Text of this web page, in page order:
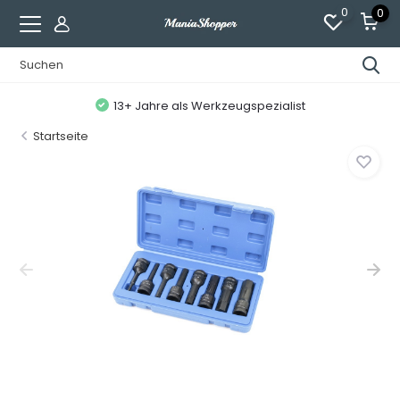
0 0
13+ Jahre als Werkzeugspezialist
Startseite